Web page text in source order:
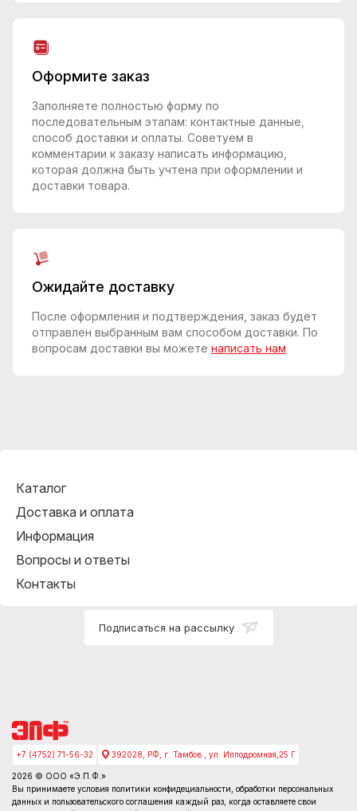
Оформите заказ
Заполняете полностью форму по
последовательным этапам: контактные данные,
способ доставки и оплаты. Советуем в
комментарии к заказу написать информацию,
которая должна быть учтена при оформлении и
доставки товара.
Ожидайте доставку
После оформления и подтверждения, заказ будет
отправлен выбранным вам способом доставки. По
вопросам доставки вы можете написать нам
Каталог
Доставка и оплата
Информация
Вопросы и ответы
Контакты
Подписаться на рассылку
+7 (4752) 71-56-32 392028, РФ, г. Тамбов , ул. Ипподромная,25 Г
2026 © ООО «Э.П.Ф.»
Вы принимаете условия политики конфидециальности , обработки персональных
данных и пользовательского соглашения каждый раз, когда оставляете свои